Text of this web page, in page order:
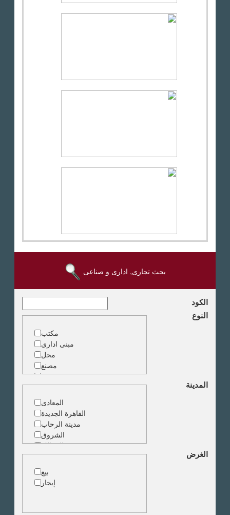
بحث تجارى, ادارى و صناعى
الكود
النوع
مكتب
مبنى ادارى
محل
مصنع
مخزن
ارض خدمات
المدينة
المعادى
القاهرة الجديدة
مدينة الرحاب
الشروق
الزمالك
جاردن سيتى
دقى
المهندسين
الجيزة
وسط البلد
الغرض
بيع
إيجار